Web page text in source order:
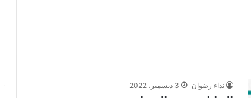
نداء رضوان 3 ديسمبر، 2022